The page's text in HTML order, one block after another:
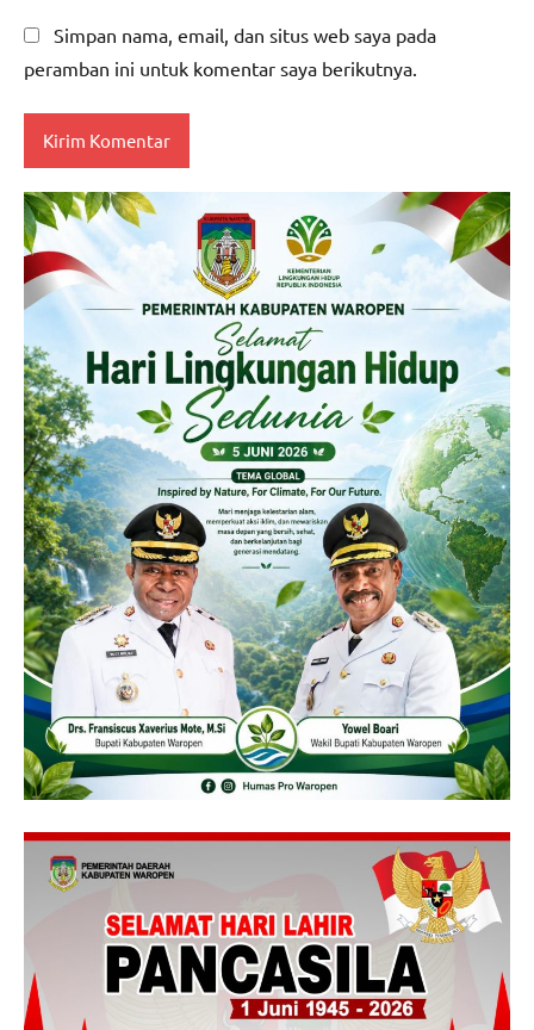
Simpan nama, email, dan situs web saya pada
peramban ini untuk komentar saya berikutnya.